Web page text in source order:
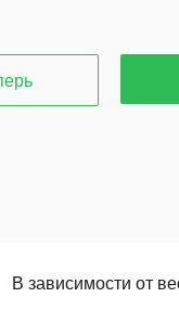
В зависимости от